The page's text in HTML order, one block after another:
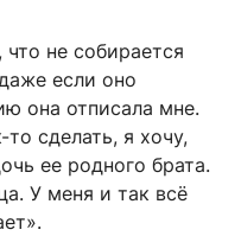
не собирается
если оно
она отписала мне.
сделать, я хочу,
ее родного брата.
У меня и так всё